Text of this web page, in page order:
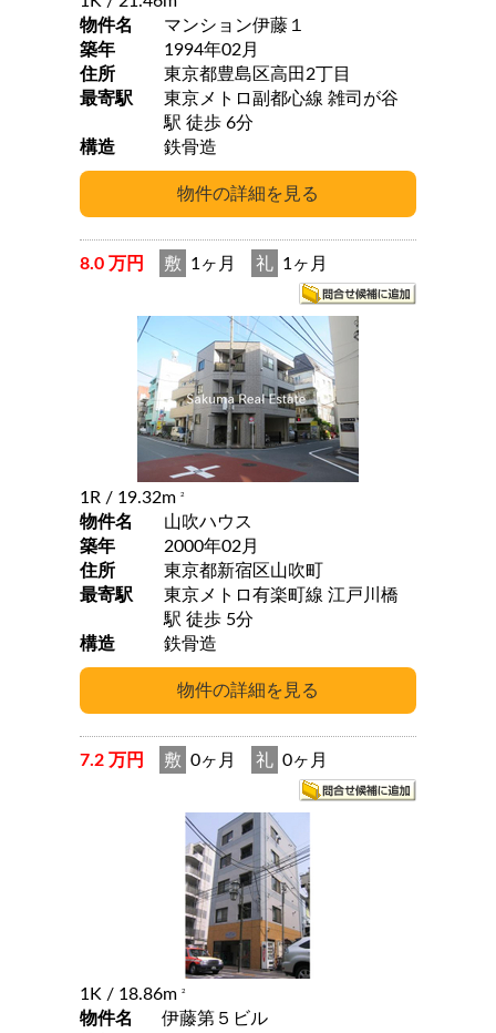
物件名
マンション伊藤１
築年
1994年02月
住所
東京都豊島区高田2丁目
最寄駅
東京メトロ副都心線 雑司が谷
駅 徒歩 6分
構造
鉄骨造
8.0 万円 敷 1ヶ月 礼 1ヶ月
1R / 19.32m 2
物件名
山吹ハウス
築年
2000年02月
住所
東京都新宿区山吹町
最寄駅
東京メトロ有楽町線 江戸川橋
駅 徒歩 5分
構造
鉄骨造
7.2 万円 敷 0ヶ月 礼 0ヶ月
1K / 18.86m 2
物件名
伊藤第５ビル